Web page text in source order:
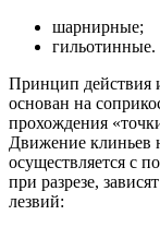
шарнирные;
гильотинные.
Принцип действия
основан на
прохождения
Движение клиньев
осуществляется с
при разрезе,
лезвий: